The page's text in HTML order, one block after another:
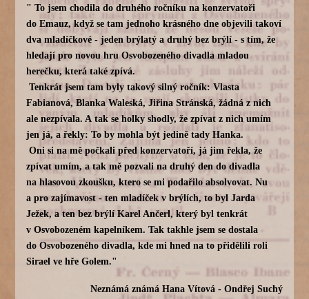
" To jsem chodila do druhého ročníku na konzervatoři
do Emauz, když se tam jednoho krásného dne objevili takoví
dva mladíčkové - jeden brýlatý a druhý bez brýlí - s tím, že
hledají pro novou hru Osvobozeného divadla mladou
herečku, která také zpívá.
Tenkrát jsem tam byly takový silný ročník: Vlasta
Fabianová, Blanka Waleská, Jiřina Stránská, žádná z nich
ale nezpívala. A tak se holky shodly, že zpívat z nich umím
jen já, a řekly: To by mohla být jedině tady Hanka.
Oni si na mě počkali před konzervatoří, já jim řekla, že
zpívat umím, a tak mě pozvali na druhý den do divadla
na hlasovou zkoušku, ktero se mi podařilo absolvovat. Nu
a pro zajímavost - ten mladíček v brýlích, to byl Jarda
Ježek, a ten bez brýlí Karel Ančerl, který byl tenkrát
v Osvobozeném kapelníkem. Tak takhle jsem se dostala
do Osvobozeného divadla, kde mi hned na to přidělili roli
Sirael ve hře Golem."
Neznámá známá Hana Vítová - Ondřej Suchý